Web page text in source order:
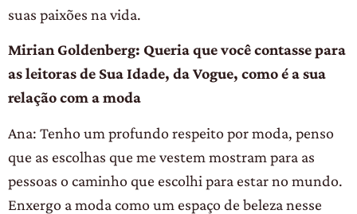
suas paixões na vida.
Mirian Goldenberg: Queria que você contasse para
as leitoras de Sua Idade, da Vogue, como é a sua
relação com a moda
Ana: Tenho um profundo respeito por moda, penso
que as escolhas que me vestem mostram para as
pessoas o caminho que escolhi para estar no mundo.
Enxergo a moda como um espaço de beleza nesse